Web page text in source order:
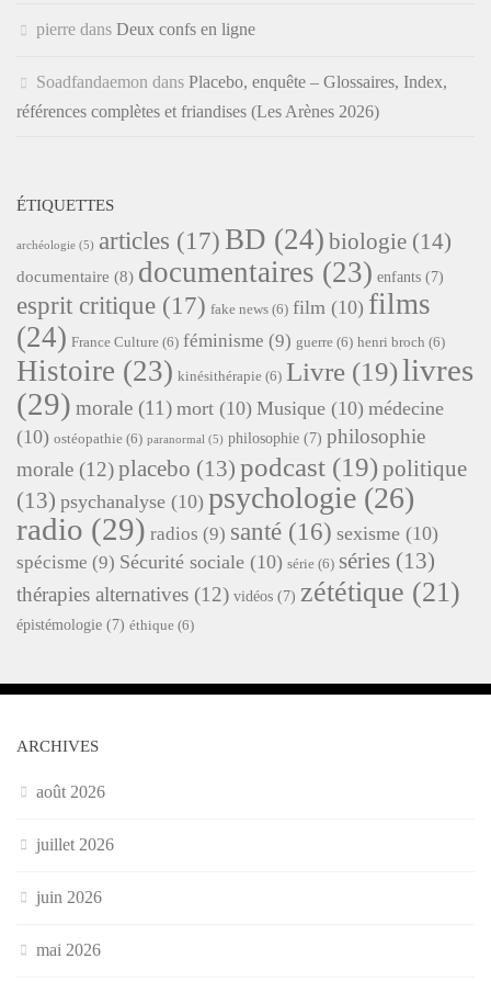
pierre dans Deux confs en ligne
Soadfandaemon dans Placebo, enquête – Glossaires, Index,
références complètes et friandises (Les Arènes 2026)
ÉTIQUETTES
archéologie (5) articles (17) BD (24) biologie (14)
documentaire (8) documentaires (23) enfants (7)
esprit critique (17) fake news (6) film (10) films
(24) France Culture (6) féminisme (9) guerre (6) henri broch (6)
Histoire (23) kinésithérapie (6) Livre (19)livres
(29) morale (11) mort (10) Musique (10) médecine
(10) ostéopathie (6) paranormal (5) philosophie (7) philosophie
morale (12)placebo (13) podcast (19)politique
(13) psychanalyse (10) psychologie (26)
radio (29) radios (9) santé (16) sexisme (10)
spécisme (9) Sécurité sociale (10) série (6) séries (13)
thérapies alternatives (12) vidéos (7) zététique (21)
épistémologie (7) éthique (6)
ARCHIVES
août 2026
juillet 2026
juin 2026
mai 2026